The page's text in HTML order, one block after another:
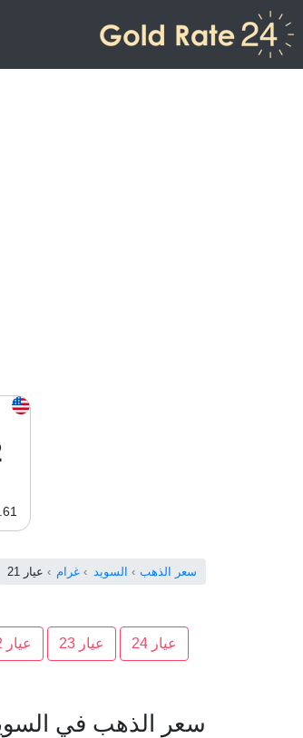
سعر الذهب السويد غرام عيار 21
عيار 24 عيار 23 عيار 22
سعر الذهب في السويد